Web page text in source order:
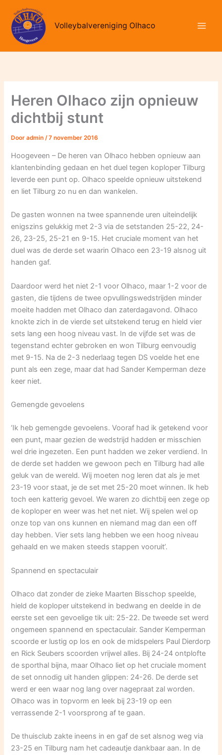
naar
inhoud
Volleybalvereniging Olhaco
Heren Olhaco zijn opnieuw
dichtbij stunt
Dooradmin/7 november 2016
Hoogeveen – De heren van Olhaco hebben opnieuw aan
klantenbinding gedaan en het duel tegen koploper Tilburg
leverde een punt op. Olhaco speelde opnieuw uitstekend
en liet Tilburg zo nu en dan wankelen.
De gasten wonnen na twee spannende uren uiteindelijk
enigszins gelukkig met 2-3 via de setstanden 25-22, 24-
26, 23-25, 25-21 en 9-15. Het cruciale moment van het
duel was de derde set waarin Olhaco een 23-19 alsnog uit
handen gaf.
Daardoor werd het niet 2-1 voor Olhaco, maar 1-2 voor de
gasten, die tijdens de twee opvullingswedstrijden minder
moeite hadden met Olhaco dan zaterdagavond. Olhaco
knokte zich in de vierde set uitstekend terug en hield vier
sets lang een hoog niveau vast. In de vijfde set was de
tegenstand echter gebroken en won Tilburg eenvoudig
met 9-15. Na de 2-3 nederlaag tegen DS voelde het ene
punt als een zege, maar dat had Sander Kemperman deze
keer niet.
Gemengde gevoelens
‘Ik heb gemengde gevoelens. Vooraf had ik getekend voor
een punt, maar gezien de wedstrijd hadden er misschien
wel drie ingezeten. Een punt hadden we zeker verdiend. In
de derde set hadden we gewoon pech en Tilburg had alle
geluk van de wereld. Wij moeten nog leren dat als je met
23-19 voor staat, je de set met 25-20 moet winnen. Ik heb
toch een katterig gevoel. We waren zo dichtbij een zege op
de koploper en weer was het net niet. Wij spelen wel op
onze top van ons kunnen en niemand mag dan een off
day hebben. Vier sets lang hebben we een hoog niveau
gehaald en we maken steeds stappen vooruit’.
Spannend en spectaculair
Olhaco dat zonder de zieke Maarten Bisschop speelde,
hield de koploper uitstekend in bedwang en deelde in de
eerste set een gevoelige tik uit: 25-22. De tweede set werd
ongemeen spannend en spectaculair. Sander Kemperman
scoorde er lustig op los en ook de midspelers Paul Dierdorp
en Rick Seubers scoorden vrijwel alles. Bij 24-24 ontplofte
de sporthal bijna, maar Olhaco liet op het cruciale moment
de set onnodig uit handen glippen: 24-26. De derde set
werd er een waar nog lang over nagepraat zal worden.
Olhaco was in topvorm en leek bij 23-19 op een
verrassende 2-1 voorsprong af te gaan.
De thuisclub zakte ineens in en gaf de set alsnog weg via
23-25 en Tilburg nam het cadeautje dankbaar aan. In de